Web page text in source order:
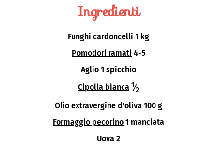
Ingredienti
Funghi cardoncelli 1 kg
Pomodori ramati 4-5
Aglio 1 spicchio
Cipolla bianca 1⁄2
Olio extravergine d'oliva 100 g
Formaggio pecorino 1 manciata
Uova 2